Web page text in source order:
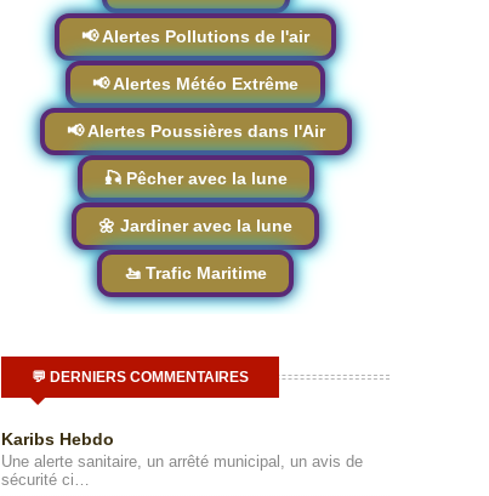
📢 Alertes Pollutions de l'air
📢 Alertes Météo Extrême
📢 Alertes Poussières dans l'Air
🎣 Pêcher avec la lune
🌼 Jardiner avec la lune
🚤 Trafic Maritime
💬 DERNIERS COMMENTAIRES
Karibs Hebdo
Une alerte sanitaire, un arrêté municipal, un avis de
sécurité ci…